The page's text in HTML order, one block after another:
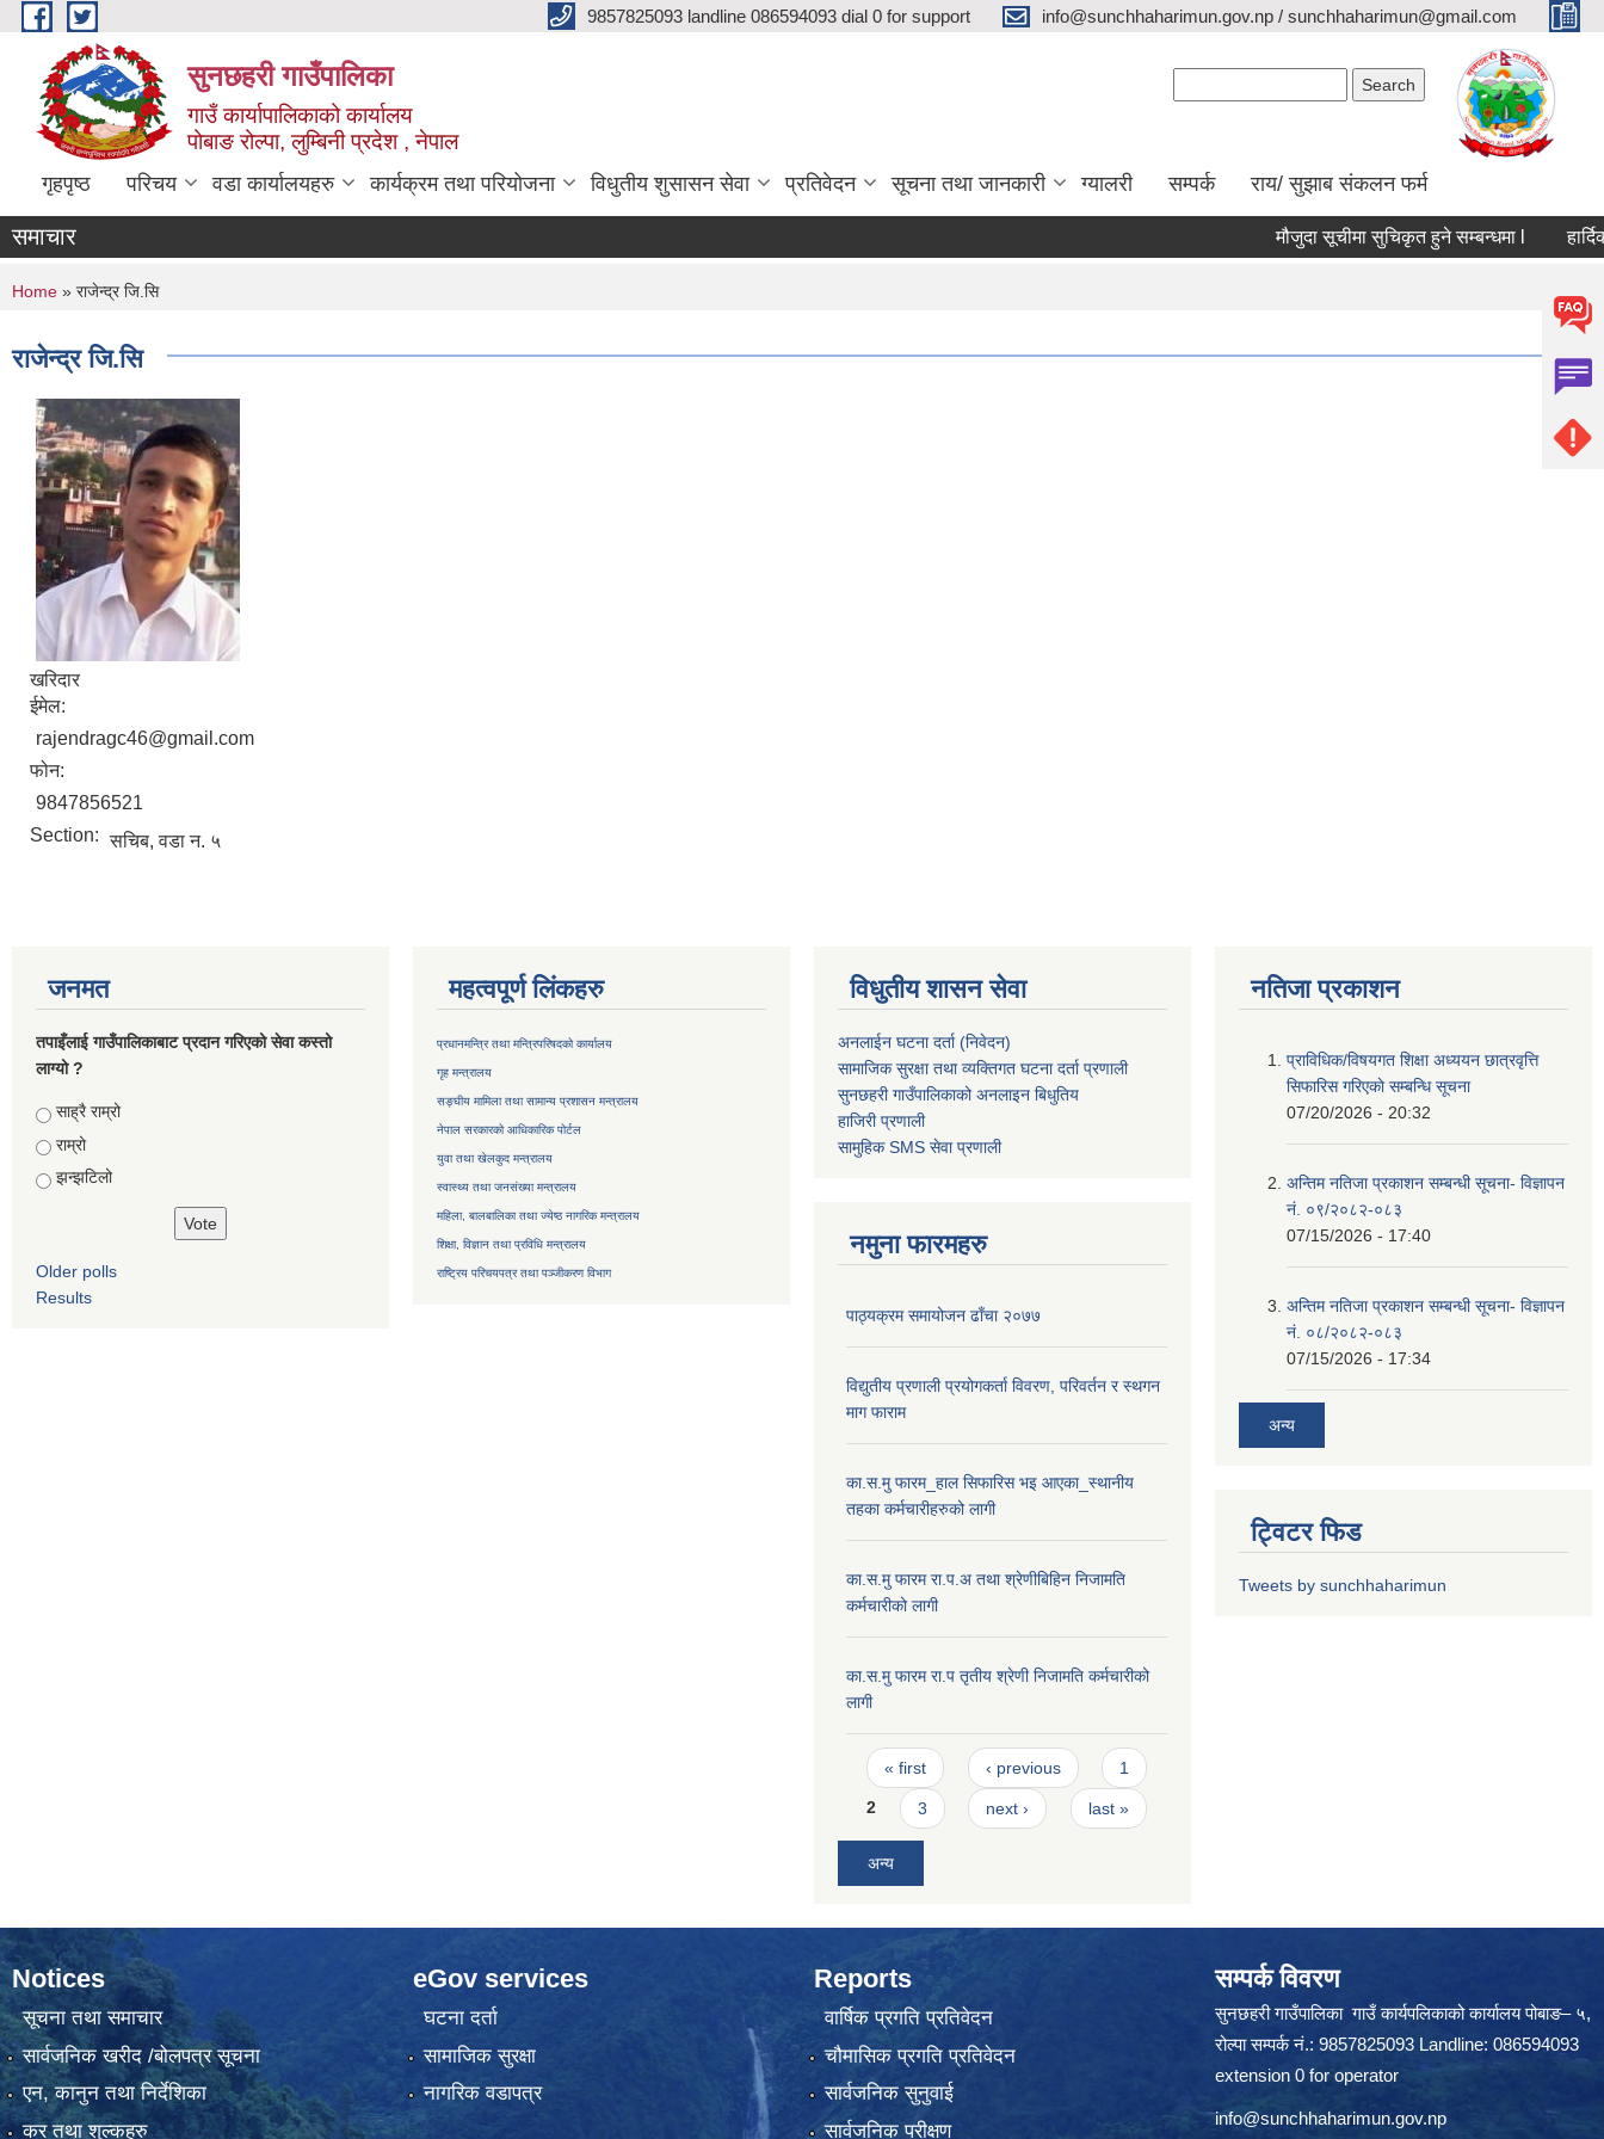
Skip to main content 9857825093 landline 086594093 dial 0 for support info@sunchhaharimun.gov.np / sunchhaharimun@gmail.com
सुनछहरी गाउँपालिका
गाउँ कार्यापालिकाको कार्यालय
पोबाङ रोल्पा, लुम्बिनी प्रदेश , नेपाल
गृहपृष्ठ परिचय वडा कार्यालयहरु कार्यक्रम तथा परियोजना विधुतीय शुसासन सेवा प्रतिवेदन सूचना तथा जानकारी ग्यालरी सम्पर्क राय/ सुझाब संकलन फर्म
समाचार मौजुदा सूचीमा सुचिकृत हुने सम्बन्धमा l हार्दिक
You are here
Home » राजेन्द्र जि.सि
राजेन्द्र जि.सि
खरिदार
ईमेल:
rajendragc46@gmail.com
फोन:
9847856521
Section: सचिब, वडा न. ५
जनमत
तपाइँलाई गाउँपालिकाबाट प्रदान गरिएको सेवा कस्तो
लाग्यो ?
Choices
साह्रै राम्रो
राम्रो
झन्झटिलो
Older polls
Results
महत्वपूर्ण लिंकहरु
प्रधानमन्त्रि तथा मन्त्रिपरिषदको कार्यालय
गृह मन्त्रालय
सङ्घीय मामिला तथा सामान्य प्रशासन मन्त्रालय
नेपाल सरकारको आधिकारिक पोर्टल
युवा तथा खेलकुद मन्त्रालय
स्वास्थ्य तथा जनसंख्या मन्त्रालय
महिला, बालबालिका तथा ज्येष्ठ नागरिक मन्त्रालय
शिक्षा, विज्ञान तथा प्रविधि मन्त्रालय
राष्ट्रिय परिचयपत्र तथापञ्जीकरण विभाग
विधुतीय शासन सेवा
अनलाईन घटना दर्ता (निवेदन)
सामाजिक सुरक्षा तथा व्यक्तिगत घटना दर्ताप्रणाली
सुनछहरी गाउँपालिकाको अनलाइन बिधुतिय
हाजिरी प्रणाली
सामुहिकSMS सेवाप्रणाली
नमुना फारमहरु
पाठ्यक्रम समायोजन ढाँचा २०७७
विद्युतीय प्रणाली प्रयोगकर्ता विवरण, परिवर्तन र स्थगन
माग फाराम
का.स.मु फारम_हाल सिफारिस भइ आएका_स्थानीय
तहका कर्मचारीहरुको लागी
का.स.मु फारम रा.प.अ तथा श्रेणीबिहिन निजामति
कर्मचारीको लागी
का.स.मु फारम रा.प तृतीय श्रेणी निजामति कर्मचारीको
लागी
Pages
« first ‹ previous 1
2 3 next › last »
अन्य
नतिजा प्रकाशन
प्राविधिक/विषयगत शिक्षा अध्ययन छात्रवृत्ति
सिफारिस गरिएकाे सम्बन्धि सूचना
07/20/2026 - 20:32
अन्तिम नतिजा प्रकाशन सम्बन्धी सूचना- विज्ञापन
नं. ०९/२०८२-०८३
07/15/2026 - 17:40
अन्तिम नतिजा प्रकाशन सम्बन्धी सूचना- विज्ञापन
नं. ०८/२०८२-०८३
07/15/2026 - 17:34
अन्य
ट्विटर फिड
Tweets by sunchhaharimun
Notices
सूचना तथा समाचार
सार्वजनिक खरीद /बोलपत्र सूचना
एन, कानुन तथा निर्देशिका
कर तथा शुल्कहरु
eGov services
घटना दर्ता
सामाजिक सुरक्षा
नागरिक वडापत्र
Reports
वार्षिक प्रगति प्रतिवेदन
चौमासिक प्रगति प्रतिवेदन
सार्वजनिक सुनुवाई
सार्वजनिक परीक्षण
सम्पर्क विवरण
सुनछहरी गाउँपालिका गाउँ कार्यपलिकाको कार्यालय पोबाङ– ५,
रोल्पा सम्पर्क नं.: 9857825093 Landline: 086594093
extension 0 for operator
info@sunchhaharimun.gov.np